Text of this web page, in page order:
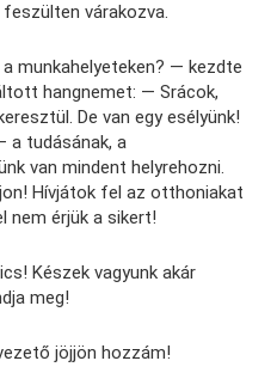
várakozva.
munkahelyeteken? — kezdte
hangnemet: — Srácok,
De van egy esélyünk!
a tudásának, a
van mindent helyrehozni.
Hívjátok fel az otthoniakat
nem érjük a sikert!
Készek vagyunk akár
meg!
jöjjön hozzám!